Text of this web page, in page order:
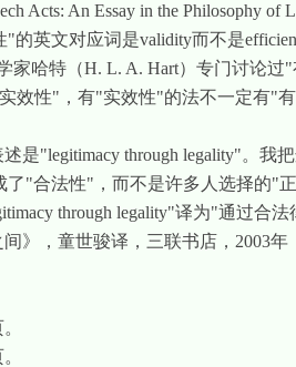
Acts: An Essay in the Philosophy of
"的英文对应词是validity而不是
家哈特（H. L. A. Hart）专门讨论过"
实效性" ，有"实效性"的法不一定有"
述是"legitimacy through legality"。我
了"合法性" ，而不是许多人选择的"
through legality"译为"通过合法
间》，童世骏译，三联书店， 2003年